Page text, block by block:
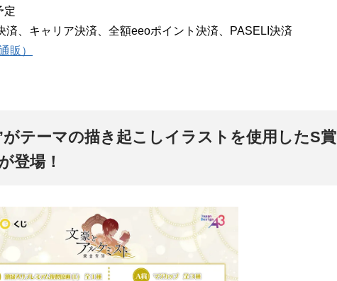
定
済、キャリア決済、全額eeoポイント決済、PASELI決済
販）
テーマの描き起こしイラストを使用したS賞
登場！